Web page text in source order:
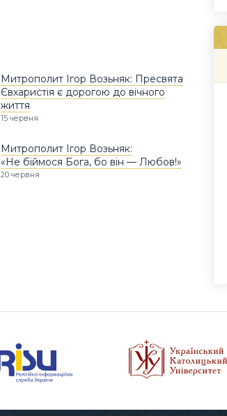
Митрополит Ігор Возьняк: Пресвята
Євхаристія є дорогою до вічного
життя
15 червня
Митрополит Ігор Возьняк:
«Не біймося Бога, бо він — Любов!»
20 червня